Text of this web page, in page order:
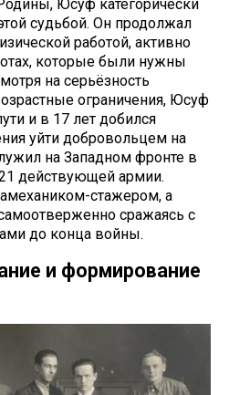
Юсуф категорически
судьбой. Он продолжал
работой, активно
которые были нужны
на серьёзность
ограничения, Юсуф
и в 17 лет добился
уйти добровольцем на
на Западном фронте в
действующей армии.
стажером, а
сражаясь с
до конца войны.
и формирование